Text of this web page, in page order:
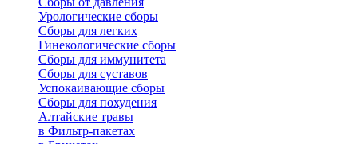
Урологические сборы
Сборы для легких
Гинекологические сборы
Сборы для иммунитета
Сборы для суставов
Успокаивающие сборы
Сборы для похудения
Алтайские травы
в Фильтр-пакетах